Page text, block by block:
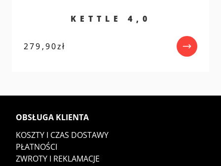
KETTLE 4,0
279,90zł
OBSŁUGA KLIENTA
KOSZTY I CZAS DOSTAWY
PŁATNOŚCI
ZWROTY I REKLAMACJE